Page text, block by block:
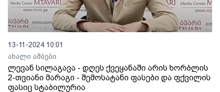
13-11-2024 10:01
ახალი ამბები
ლევან სილაგავა - დღეს ქვეყანაში არის ხორბლის
2-თვიანი მარაგი - შემოსატანი ფასები და ფქვილის
ფასიც სტაბილურია